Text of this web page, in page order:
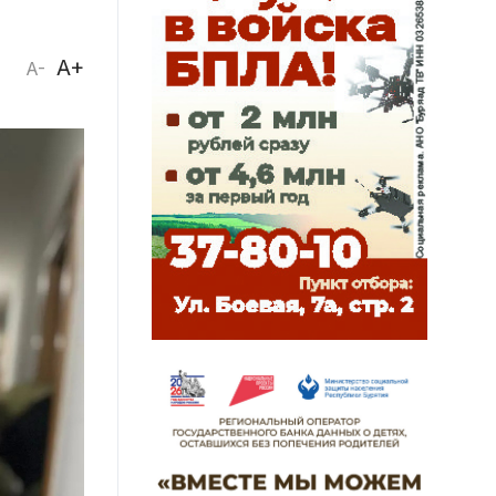
A- A+